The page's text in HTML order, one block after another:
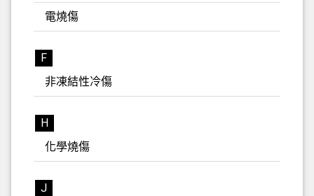
電燒傷
F
非凍結性冷傷
H
化學燒傷
J